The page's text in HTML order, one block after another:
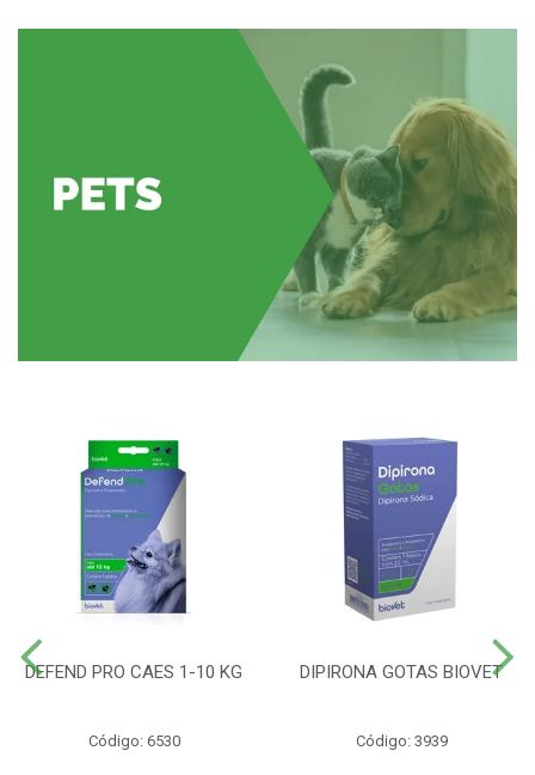
DEFEND PRO CAES 1-10 KG
Código: 6530
DIPIRONA GOTAS BIOVET
Código: 3939